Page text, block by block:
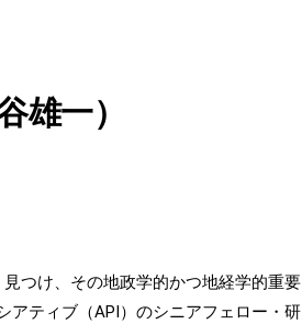
雄一）
つけ、その地政学的かつ地経学的重要
アティブ（API）のシニアフェロー・研